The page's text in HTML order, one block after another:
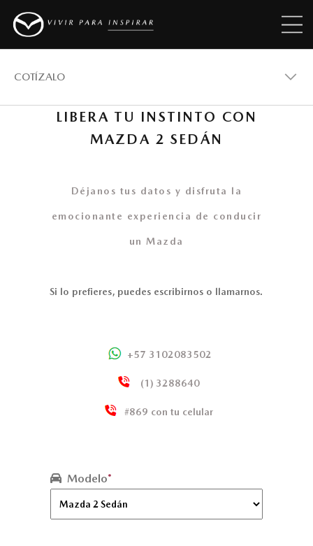
COTÍZALO
MAZDA 2 SEDÁN
ACCESORIOS
LIBERA TU INSTINTO CON
MAZDA 2 SEDÁN
Déjanos tus datos y disfruta la
emocionante experiencia de conducir
un Mazda
Si lo prefieres, puedes escribirnos o llamarnos.
+57 3102083502
(1) 3288640
#869 con tu celular
Modelo*